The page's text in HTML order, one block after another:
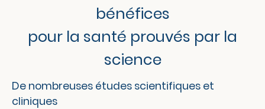
bénéfices
pour la santé prouvés par la
science
De nombreuses études scientifiques et
cliniques